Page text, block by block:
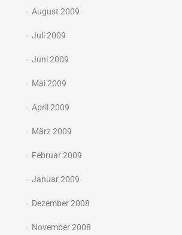
August 2009
Juli 2009
Juni 2009
Mai 2009
April 2009
März 2009
Februar 2009
Januar 2009
Dezember 2008
November 2008